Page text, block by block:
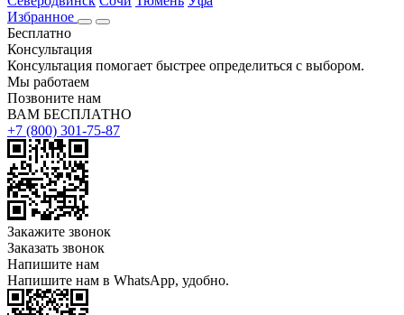
Избранное
Бесплатно
Консультация
Консультация помогает быстрее определиться с выбором.
Мы работаем
Позвоните нам
ВАМ БЕСПЛАТНО
+7 (800) 301-75-87
Закажите звонок
Заказать звонок
Напишите нам
Напишите нам в WhatsApp, удобно.